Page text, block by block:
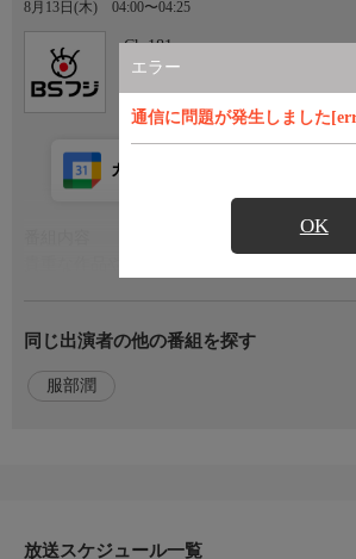
エラー
通信に問題が発生しました
OK
8月13日(木) 04:00〜04:25
Ch.181
ＢＳフジ・181
カレンダー登録
観る <様々な種類の博物館!>
・オーストリアの首都ウィーンでは、ホー
番組内容2
同じ出演者の他の番組を探す
服部潤
放送スケジュール一覧